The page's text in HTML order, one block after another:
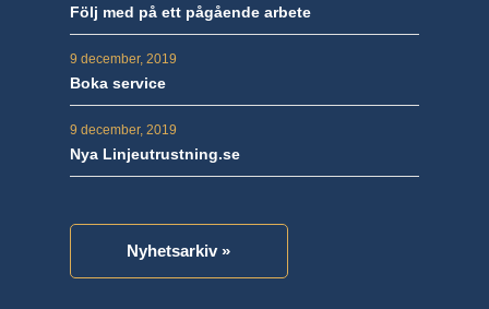
Följ med på ett pågående arbete
9 december, 2019
Boka service
9 december, 2019
Nya Linjeutrustning.se
Nyhetsarkiv »